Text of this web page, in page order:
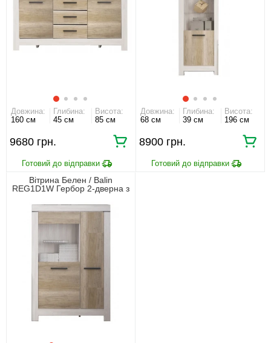
Довжина:
160 см
Глибина:
45 см
Висота:
85 см
9680 грн.
Довжина:
68 см
Глибина:
39 см
Висота:
196 см
8900 грн.
Вітрина Белен / Balin
REG1D1W Гербор 2-дверна з
корабельний